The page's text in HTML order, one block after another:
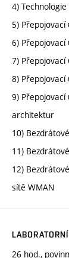
4)
5) Přepojovací
6) Přepojovací
7) Přepojovací
8)
9) Přepojovací
architektur
10)
11)
12)
sítě WMAN
26 hod.,